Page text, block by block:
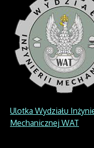
Ulotka Wydziału
Mechanicznej WAT